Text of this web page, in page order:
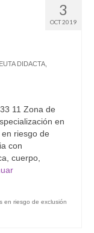
3
OCT 2019
DIDACTA
11 Zona de
en
riesgo de
con
cuerpo,
en riesgo de exclusión